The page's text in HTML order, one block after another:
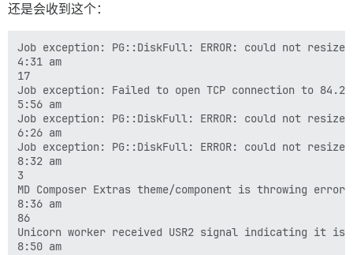
还是会收到这个：
Job exception: PG::DiskFull: ERROR: could not resize
4:31 am
17
Job exception: Failed to open TCP connection to
5:56 am
Job exception: PG::DiskFull: ERROR: could not resize
6:26 am
Job exception: PG::DiskFull: ERROR: could not resize
8:32 am
3
MD Composer Extras theme/component is throwing
8:36 am
86
Unicorn worker received USR2 signal indicating it
8:50 am